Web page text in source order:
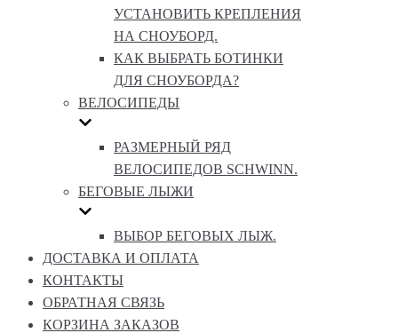
УСТАНОВИТЬ КРЕПЛЕНИЯ
НА СНОУБОРД.
КАК ВЫБРАТЬ БОТИНКИ
ДЛЯ СНОУБОРДА?
ВЕЛОСИПЕДЫ
РАЗМЕРНЫЙ РЯД
ВЕЛОСИПЕДОВ SCHWINN.
БЕГОВЫЕ ЛЫЖИ
ВЫБОР БЕГОВЫХ ЛЫЖ.
ДОСТАВКА И ОПЛАТА
КОНТАКТЫ
ОБРАТНАЯ СВЯЗЬ
КОРЗИНА ЗАКАЗОВ